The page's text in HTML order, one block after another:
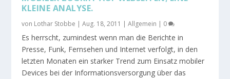
KLEINE ANALYSE.
von Lothar Stobbe |Aug. 18, 2011 |Allgemein | 0
Es herrscht, zumindest wenn man die Berichte in
Presse, Funk, Fernsehen und Internet verfolgt, in den
letzten Monaten ein starker Trend zum Einsatz mobiler
Devices bei der Informationsversorgung über das